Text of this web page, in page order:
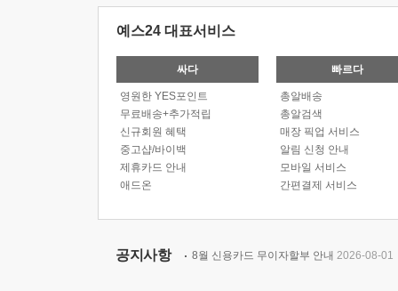
예스24 대표서비스
싸다
영원한 YES포인트
무료배송+추가적립
신규회원 혜택
중고샵/바이백
제휴카드 안내
애드온
빠르다
총알배송
총알검색
매장 픽업 서비스
알림 신청 안내
모바일 서비스
간편결제 서비스
공지사항 8월 신용카드 무이자할부 안내 2026-08-01